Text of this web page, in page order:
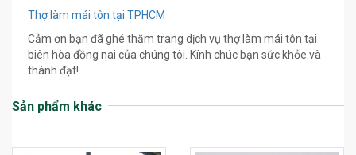
Thợ làm mái tôn tại TPHCM
Cảm ơn bạn đã ghé thăm trang dịch vụ thợ làm mái tôn tại
biên hòa đồng nai của chúng tôi. Kính chúc bạn sức khỏe và
thành đạt!
Sản phẩm khác